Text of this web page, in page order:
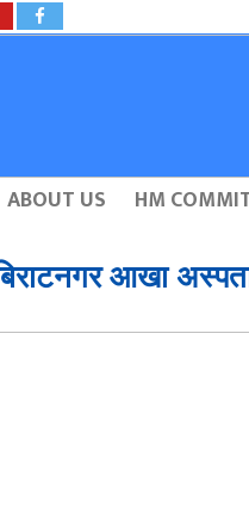
ABOUT US HM
आखा